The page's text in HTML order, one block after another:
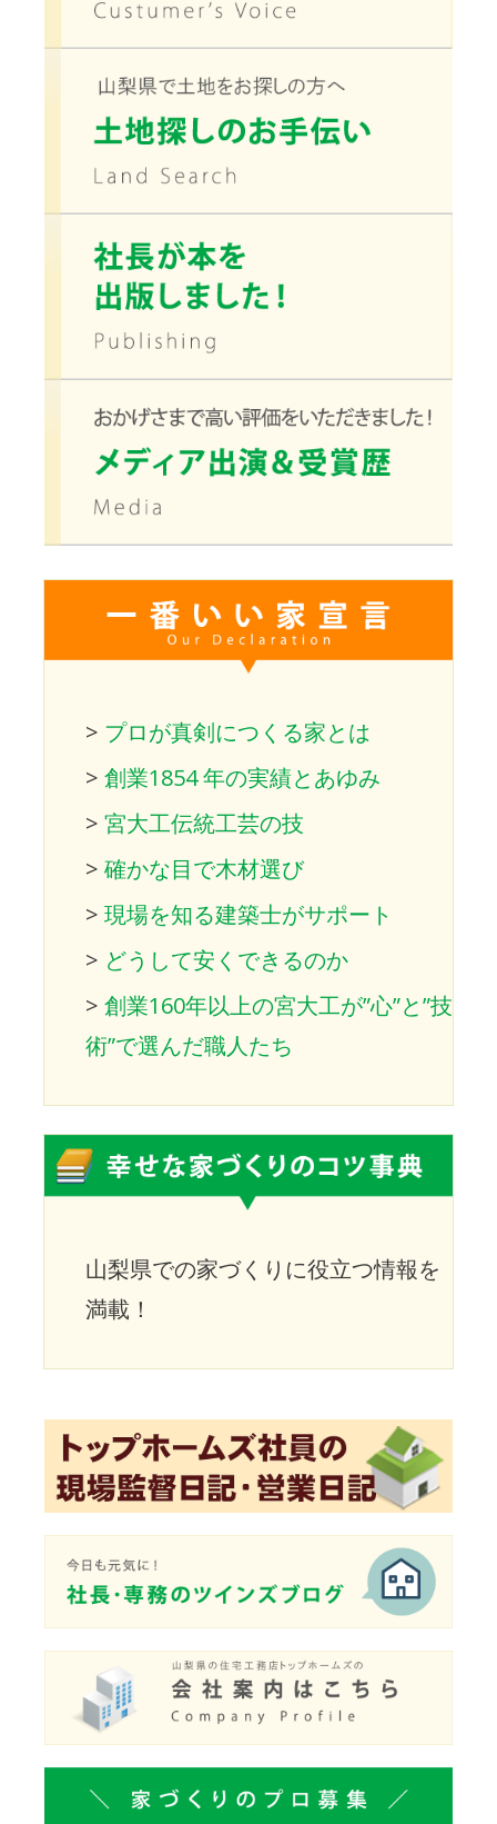
> プロが真剣につくる家とは
> 創業1854 年の実績とあゆみ
> 宮大工伝統工芸の技
> 確かな目で木材選び
> 現場を知る建築士がサポート
> どうして安くできるのか
> 創業160年以上の宮大工が”心”と”技
術”で選んだ職人たち
山梨県での家づくりに役立つ情報を
満載！